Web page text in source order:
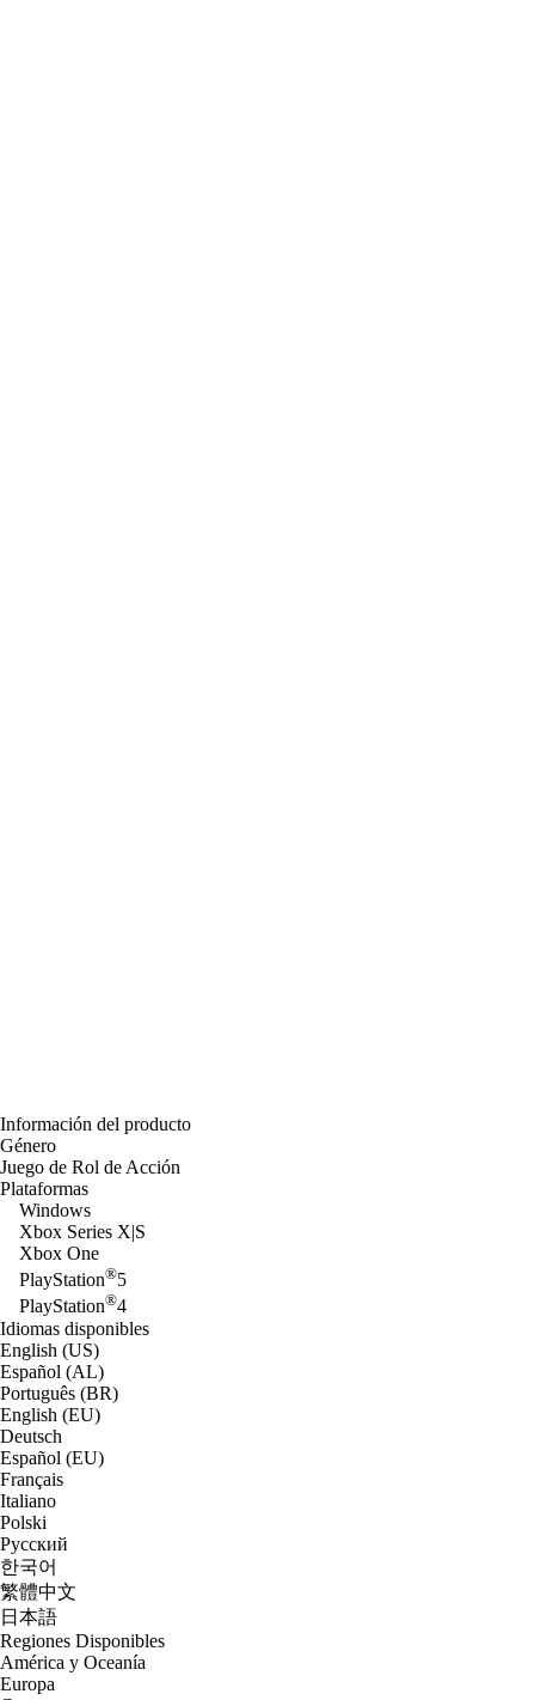
Información del producto
Género
Juego de Rol de Acción
Plataformas
Windows
Xbox Series X|S
Xbox One
PlayStation®5
PlayStation®4
Idiomas disponibles
English (US)
Español (AL)
Português (BR)
English (EU)
Deutsch
Español (EU)
Français
Italiano
Polski
Русский
한국어
繁體中文
日本語
Regiones Disponibles
América y Oceanía
Europa